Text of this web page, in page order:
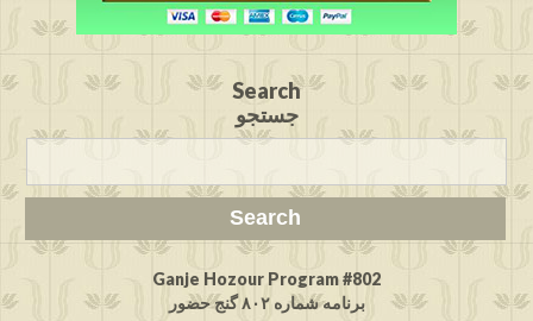
Search
جستجو
Ganje Hozour Program #802
برنامه شماره ۸۰۲ گنج حضور